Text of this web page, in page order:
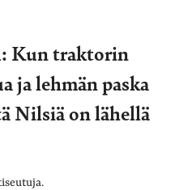
Kun traktorin
ja lehmän paska
Nilsiä on lähellä